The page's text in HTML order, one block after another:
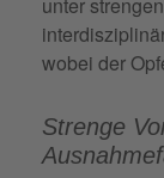
wobei der
Strenge